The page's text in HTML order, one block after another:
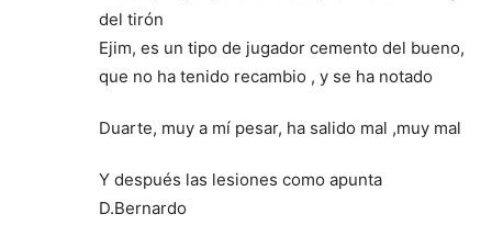
del tirón
Ejim, es un tipo de jugador cemento del bueno,
que no ha tenido recambio , y se ha notado
Duarte, muy a mí pesar, ha salido mal ,muy mal
Y después las lesiones como apunta
D.Bernardo